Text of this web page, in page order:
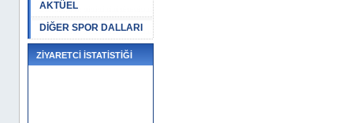
AKTÜEL
DİĞER SPOR DALLARI
ZİYARETCİ İSTATİSTİĞİ